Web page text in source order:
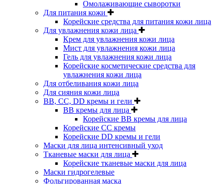
Омолаживающие сыворотки
Для питания кожи
Корейские средства для питания кожи лица
Для увлажнения кожи лица
Крем для увлажнения кожи лица
Мист для увлажнения кожи лица
Гель для увлажнения кожи лица
Корейские косметические средства для
увлажнения кожи лица
Для отбеливания кожи лица
Для сияния кожи лица
BB, CC, DD кремы и гели
BB кремы для лица
Корейские BB кремы для лица
Корейские CC кремы
Корейские DD кремы и гели
Маски для лица интенсивный уход
Тканевые маски для лица
Корейские тканевые маски для лица
Маски гидрогелевые
Фольгированная маска